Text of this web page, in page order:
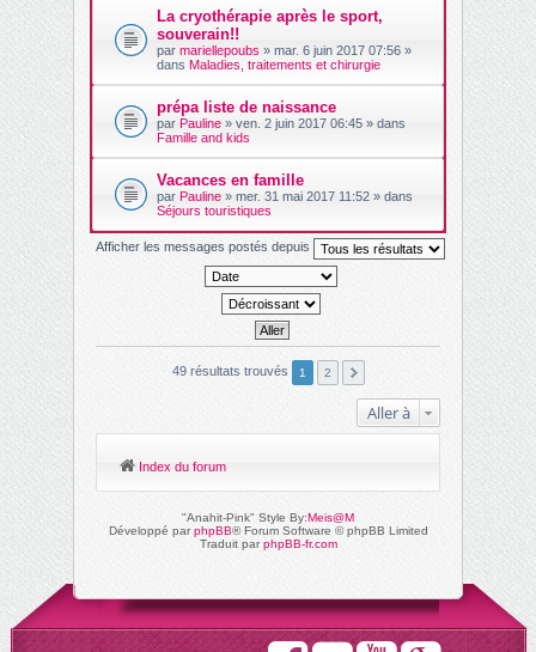
La cryothérapie après le sport,
souverain!!
par mariellepoubs » mar. 6 juin 2017 07:56 »
dans Maladies, traitements et chirurgie
prépa liste de naissance
par Pauline » ven. 2 juin 2017 06:45 » dans
Famille and kids
Vacances en famille
par Pauline » mer. 31 mai 2017 11:52 » dans
Séjours touristiques
Afficher les messages postés depuis
49 résultats trouvés 1 2
Aller à
Index du forum
"Anahit-Pink" Style By:Meis@M
Développé parphpBB® Forum Software © phpBB Limited
Traduit parphpBB-fr.com